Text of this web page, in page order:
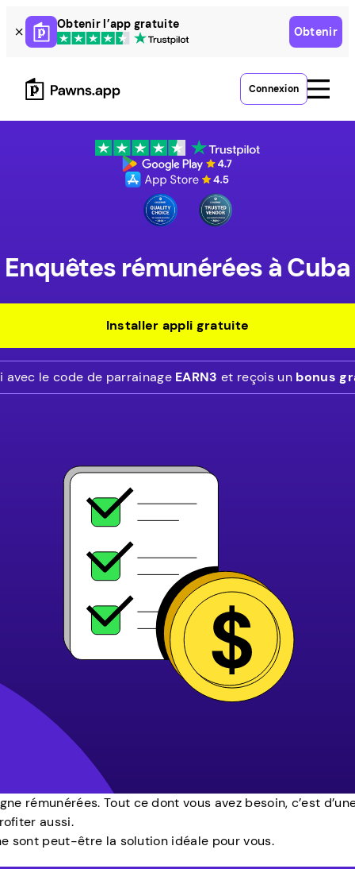
Skip
to
content
Obtenir l’app gratuite
Obtenir
Connexion
Enquêtes rémunérées à Cuba
Installer appli gratuite
le code de parrainage EARN3 et reçois un bonus
rémunérées. Tout ce dont vous avez besoin, c’est
aussi.
sont peut-être la solution idéale pour vous.